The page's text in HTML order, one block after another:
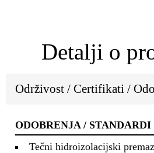
Detalji o
Održivost / Certifikati /
ODOBRENJA / STANDARDI
Tečni hidroizolacijski